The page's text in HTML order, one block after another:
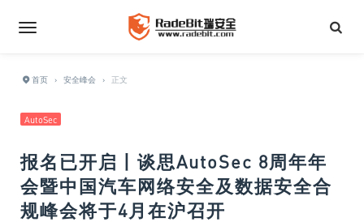
首页 › 安全峰会 › 正文
AutoSec
报名已开启丨谈思AutoSec 8周年年
会暨中国汽车网络安全及数据安全合
规峰会将于4月在沪召开